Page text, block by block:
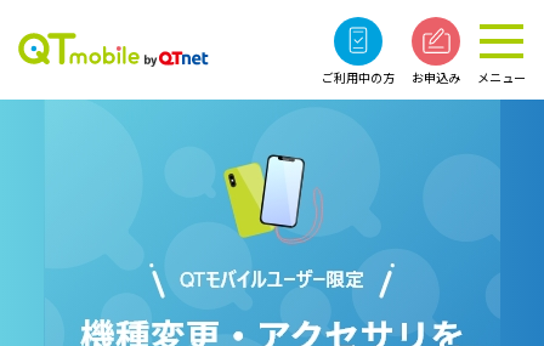
ご利用中の方 お申込み メニュー